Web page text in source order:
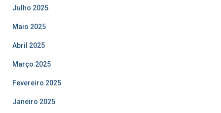
Julho 2025
Maio 2025
Abril 2025
Março 2025
Fevereiro 2025
Janeiro 2025